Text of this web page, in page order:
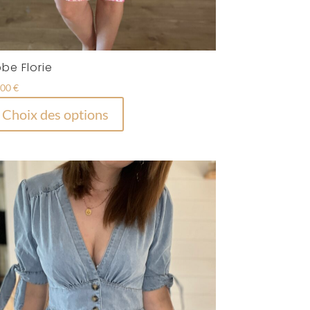
Florie
€
Choix des options
plusieurs
variations.
options
peuvent
être
choisies
sur
la